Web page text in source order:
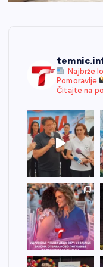
Najbrže
Pomoravlje
Čitajte na